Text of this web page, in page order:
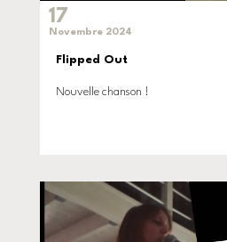
17
Novembre 2024
Flipped Out
Nouvelle chanson !